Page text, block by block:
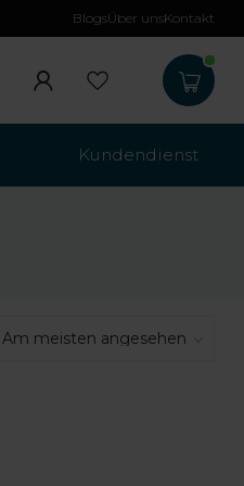
Kostenloser
BlogsÜber unsKontakt
Kundendienst